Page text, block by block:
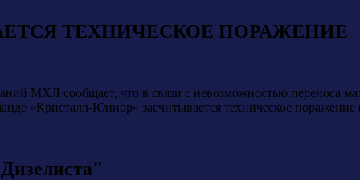
ТЕХНИЧЕСКОЕ ПОРАЖЕНИЕ
МХЛ сообщает, что в связи с невозможностью переноса
«Кристалл-Юниор» засчитывается техническое поражение